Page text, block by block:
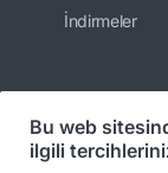
İndirmeler
Bizi takip
Bu web
ilgili